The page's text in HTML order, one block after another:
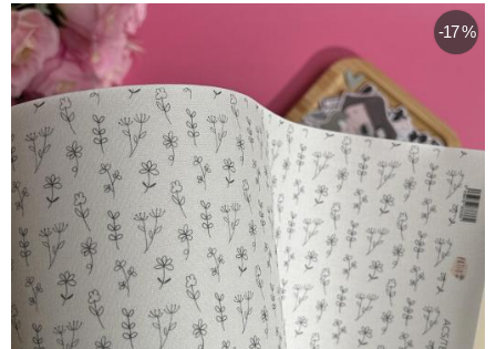
-17 %